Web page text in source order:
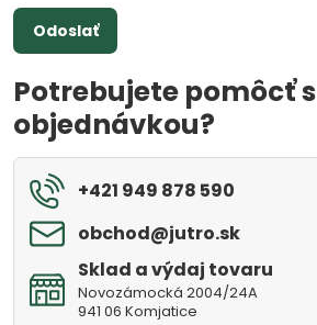
Odoslať
Potrebujete pomôcť s
objednávkou?
+421 949 878 590
obchod​@jutro​.sk
Sklad a výdaj tovaru
Novozámocká 2004/24A
941 06 Komjatice